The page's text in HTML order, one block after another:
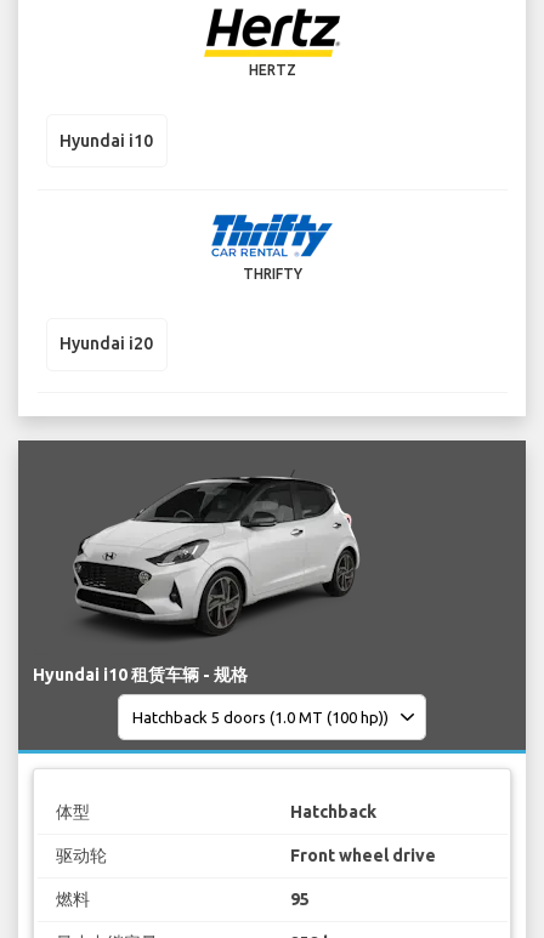
HERTZ
Hyundai i10
THRIFTY
Hyundai i20
Hyundai i10 租赁车辆 - 规格
体型 Hatchback
驱动轮 Front wheel drive
燃料 95